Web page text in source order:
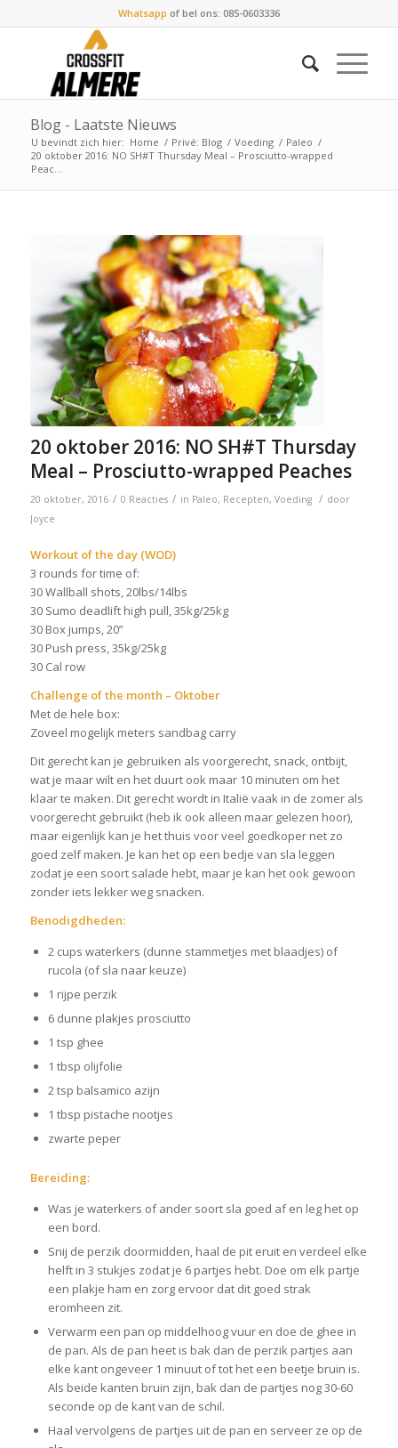
Whatsapp of bel ons: 085-0603336
Blog - Laatste Nieuws
U bevindt zich hier: Home / Privé: Blog / Voeding / Paleo /
20 oktober 2016: NO SH#T Thursday Meal – Prosciutto-wrapped
Peac...
20 oktober 2016: NO SH#T Thursday
Meal – Prosciutto-wrapped Peaches
20 oktober, 2016 / 0 Reacties / in Paleo, Recepten, Voeding / door
Joyce
Workout of the day (WOD)
3 rounds for time of:
30 Wallball shots, 20lbs/14lbs
30 Sumo deadlift high pull, 35kg/25kg
30 Box jumps, 20”
30 Push press, 35kg/25kg
30 Cal row
Challenge of the month – Oktober
Met de hele box:
Zoveel mogelijk meters sandbag carry
Dit gerecht kan je gebruiken als voorgerecht, snack, ontbijt,
wat je maar wilt en het duurt ook maar 10 minuten om het
klaar te maken. Dit gerecht wordt in Italië vaak in de zomer als
voorgerecht gebruikt (heb ik ook alleen maar gelezen hoor),
maar eigenlijk kan je het thuis voor veel goedkoper net zo
goed zelf maken. Je kan het op een bedje van sla leggen
zodat je een soort salade hebt, maar je kan het ook gewoon
zonder iets lekker weg snacken.
Benodigdheden:
2 cups waterkers (dunne stammetjes met blaadjes) of
rucola (of sla naar keuze)
1 rijpe perzik
6 dunne plakjes prosciutto
1 tsp ghee
1 tbsp olijfolie
2 tsp balsamico azijn
1 tbsp pistache nootjes
zwarte peper
Bereiding:
Was je waterkers of ander soort sla goed af en leg het op
een bord.
Snij de perzik doormidden, haal de pit eruit en verdeel elke
helft in 3 stukjes zodat je 6 partjes hebt. Doe om elk partje
een plakje ham en zorg ervoor dat dit goed strak
eromheen zit.
Verwarm een pan op middelhoog vuur en doe de ghee in
de pan. Als de pan heet is bak dan de perzik partjes aan
elke kant ongeveer 1 minuut of tot het een beetje bruin is.
Als beide kanten bruin zijn, bak dan de partjes nog 30-60
seconde op de kant van de schil.
Haal vervolgens de partjes uit de pan en serveer ze op de